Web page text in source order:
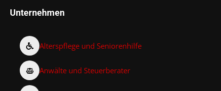
Unternehmen
Alterspflege und Seniorenhilfe
Anwälte und Steuerberater